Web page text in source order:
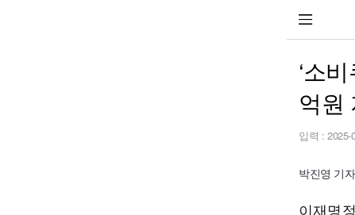
‘소
억원
입력 : 2025-
박진영 기
이재명